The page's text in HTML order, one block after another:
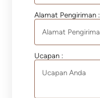
Alamat Pengiriman :
Ucapan :